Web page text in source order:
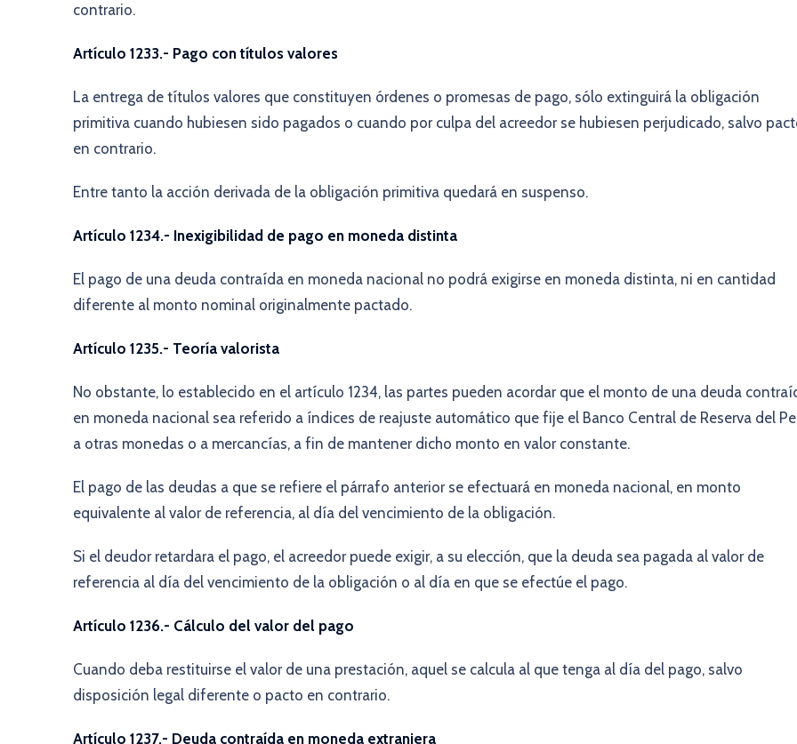
contrario.
Artículo 1233.- Pago con títulos valores
La entrega de títulos valores que constituyen órdenes o promesas de pago, sólo extinguirá la obligación
primitiva cuando hubiesen sido pagados o cuando por culpa del acreedor se hubiesen perjudicado, salvo
en contrario.
Entre tanto la acción derivada de la obligación primitiva quedará en suspenso.
Artículo 1234.- Inexigibilidad de pago en moneda distinta
El pago de una deuda contraída en moneda nacional no podrá exigirse en moneda distinta, ni en cantidad
diferente al monto nominal originalmente pactado.
Artículo 1235.- Teoría valorista
No obstante, lo establecido en el artículo 1234, las partes pueden acordar que el monto de una deuda
en moneda nacional sea referido a índices de reajuste automático que fije el Banco Central de Reserva del
a otras monedas o a mercancías, a fin de mantener dicho monto en valor constante.
El pago de las deudas a que se refiere el párrafo anterior se efectuará en moneda nacional, en monto
equivalente al valor de referencia, al día del vencimiento de la obligación.
Si el deudor retardara el pago, el acreedor puede exigir, a su elección, que la deuda sea pagada al valor de
referencia al día del vencimiento de la obligación o al día en que se efectúe el pago.
Artículo 1236.- Cálculo del valor del pago
Cuando deba restituirse el valor de una prestación, aquel se calcula al que tenga al día del pago, salvo
disposición legal diferente o pacto en contrario.
Artículo 1237.- Deuda contraída en moneda extranjera